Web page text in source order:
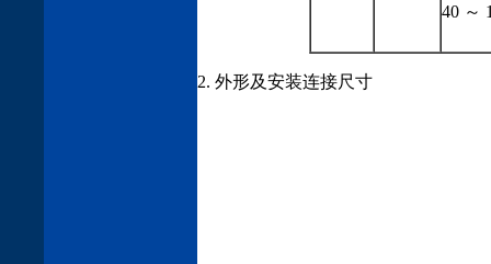
40 ～
2. 外形及安装连接尺寸